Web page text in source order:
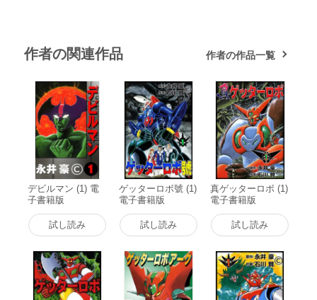
作者の関連作品 作者の作品一覧
デビルマン (1) 電
子書籍版
試し読み
ゲッターロボ號 (1)
電子書籍版
試し読み
真ゲッターロボ (1)
電子書籍版
試し読み